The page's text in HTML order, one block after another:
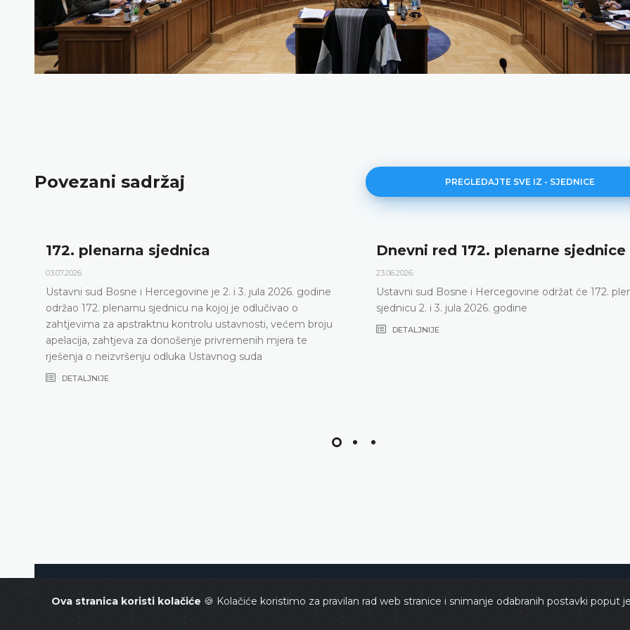
Ova stranica koristi kolačiće 🍪 Kolačiće koristimo za pravilan rad web stranice i snimanje odabranih postavki poput
Povezani sadržaj PREGLEDAJTE SVE IZ - SJEDNICE
godine
većem broju
Dnevni red 172. plenarne sjednice
Ustavni sud Bosne i Hercegovine održat će 172. plenarnu
sjednicu 2. i 3. jula 2026. godine
DETALJNIJE
171. plenarna sjednica
Ustavni sud Bosne i Hercegovine
putem održao 171. plenarnu sjednicu
Ustavni sud Bosne i Hercegovine